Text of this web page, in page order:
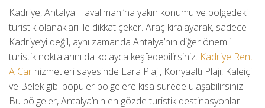
Kadriye, Antalya Havalimanı’na yakın konumu ve bölgedeki
turistik olanakları ile dikkat çeker. Araç kiralayarak, sadece
Kadriye’yi değil, aynı zamanda Antalya’nın diğer önemli
turistik noktalarını da kolayca keşfedebilirsiniz. Kadriye Rent
A Car hizmetleri sayesinde Lara Plajı, Konyaaltı Plajı, Kaleiçi
ve Belek gibi popüler bölgelere kısa sürede ulaşabilirsiniz.
Bu bölgeler, Antalya’nın en gözde turistik destinasyonları